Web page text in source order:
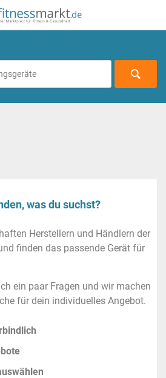
was du suchst?
Herstellern und Händlern der
finden das passende Gerät für
ein paar Fragen und wir machen
für dein individuelles Angebot.